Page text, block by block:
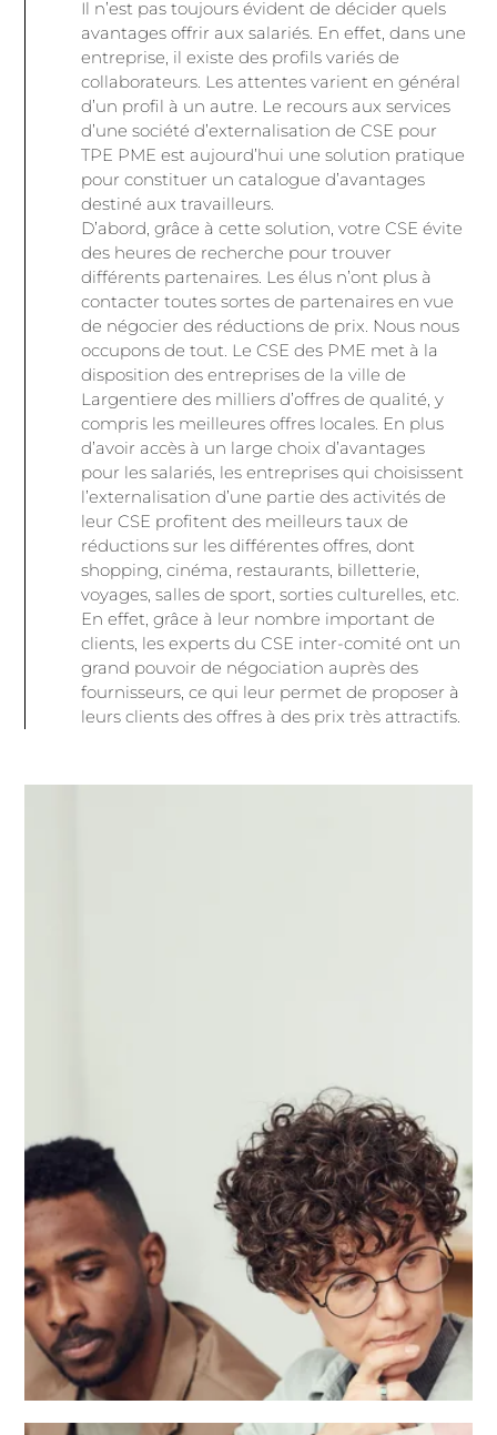
Il n’est pas toujours évident de décider quels
avantages offrir aux salariés. En effet, dans une
entreprise, il existe des profils variés de
collaborateurs. Les attentes varient en général
d’un profil à un autre. Le recours aux services
d’une société d’externalisation de CSE pour
TPE PME est aujourd’hui une solution pratique
pour constituer un catalogue d’avantages
destiné aux travailleurs.
D’abord, grâce à cette solution, votre CSE évite
des heures de recherche pour trouver
différents partenaires. Les élus n’ont plus à
contacter toutes sortes de partenaires en vue
de négocier des réductions de prix. Nous nous
occupons de tout. Le CSE des PME met à la
disposition des entreprises de la ville de
Largentiere des milliers d’offres de qualité, y
compris les meilleures offres locales. En plus
d’avoir accès à un large choix d’avantages
pour les salariés, les entreprises qui choisissent
l’externalisation d’une partie des activités de
leur CSE profitent des meilleurs taux de
réductions sur les différentes offres, dont
shopping, cinéma, restaurants, billetterie,
voyages, salles de sport, sorties culturelles, etc.
En effet, grâce à leur nombre important de
clients, les experts du CSE inter-comité ont un
grand pouvoir de négociation auprès des
fournisseurs, ce qui leur permet de proposer à
leurs clients des offres à des prix très attractifs.